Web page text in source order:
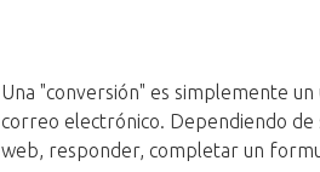
Una "conversión" es simplemente
correo electrónico. Dependiendo de
web, responder, completar un